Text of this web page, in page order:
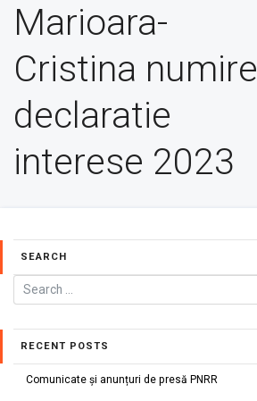
Marioara-
Cristina numire
declaratie
interese 2023
SEARCH
RECENT POSTS
Comunicate și anunțuri de presă PNRR